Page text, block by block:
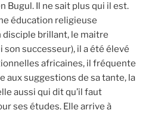
Bugul. Il ne sait plus qui il est.
éducation religieuse
disciple brillant, le maitre
successeur), il a été élevé
africaines, il fréquente
aux suggestions de sa tante, la
aussi qui dit qu’il faut
ses études. Elle arrive à